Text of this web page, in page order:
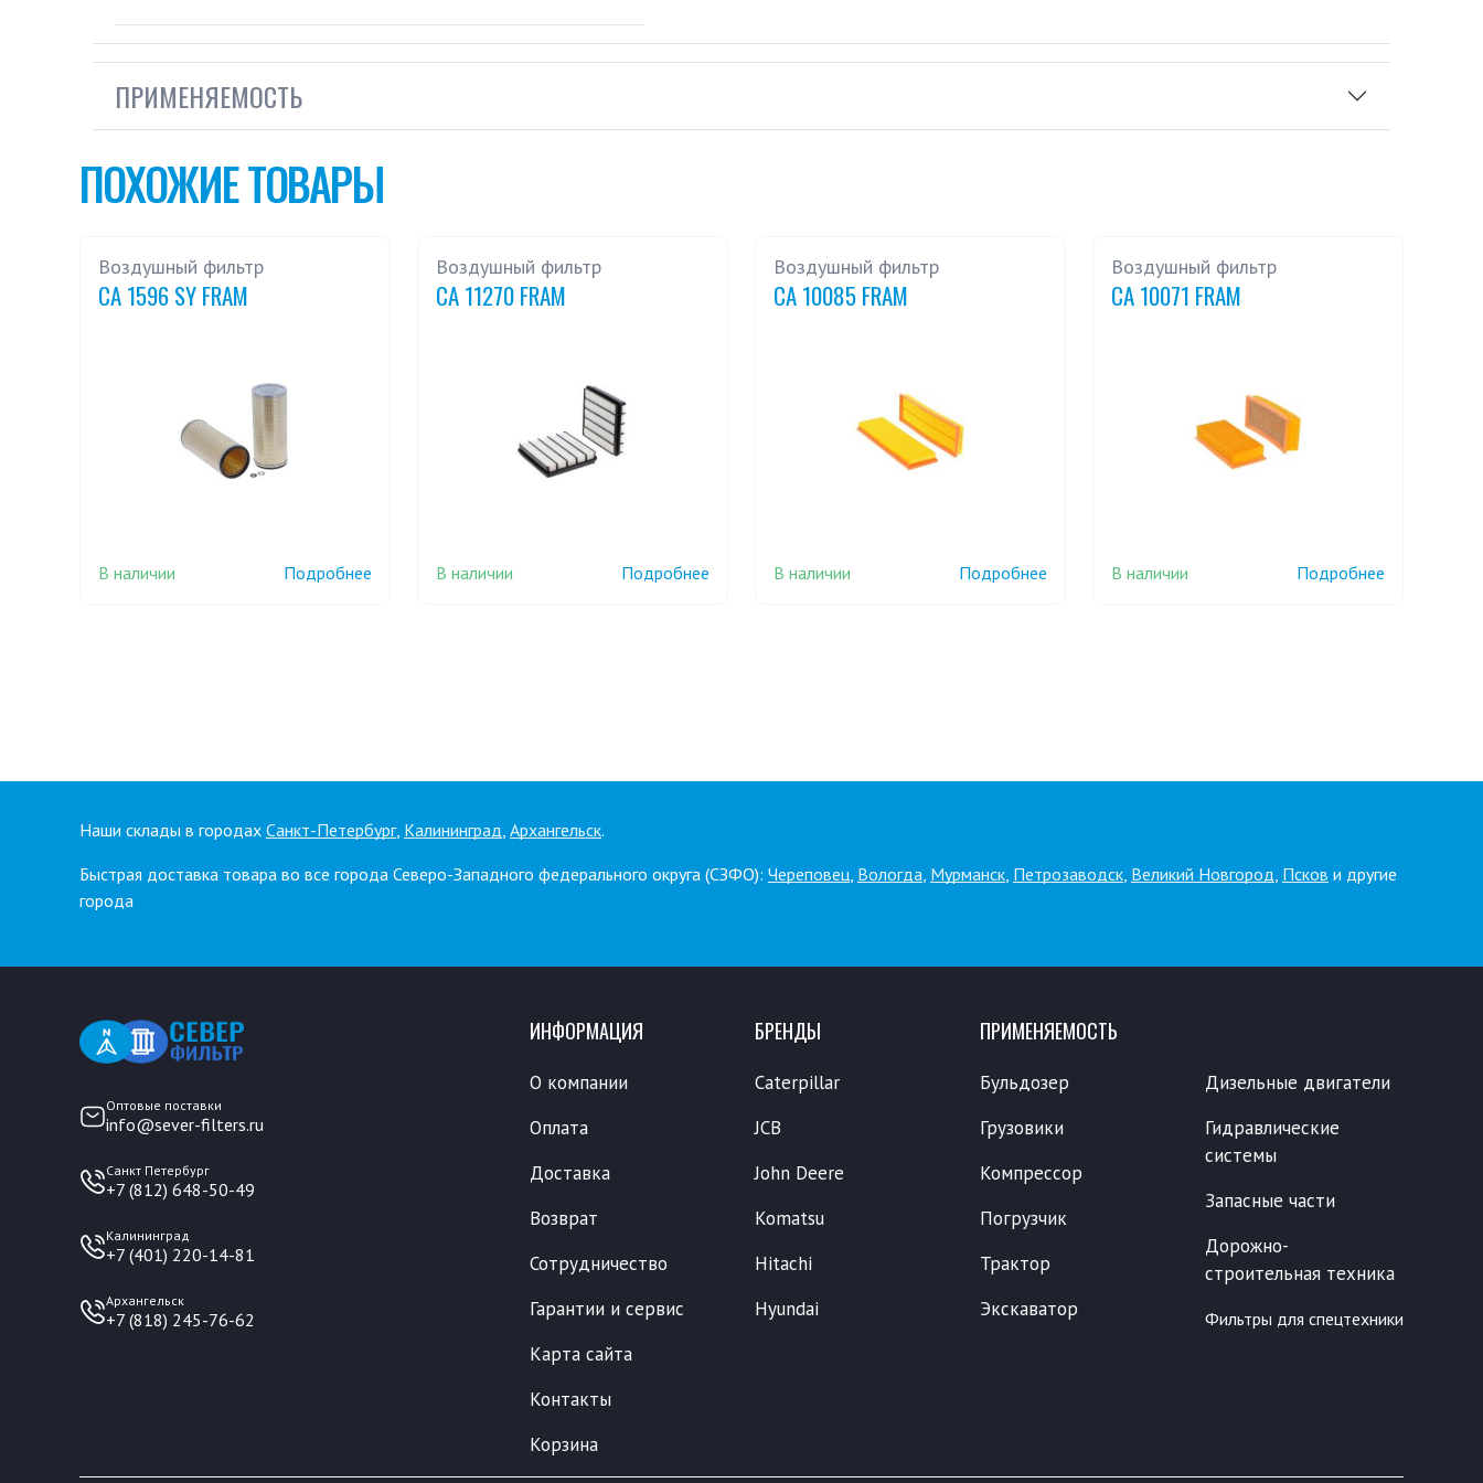
ПРИМЕНЯЕМОСТЬ
ПОХОЖИЕ ТОВАРЫ
Воздушный фильтр
CA 1596 SY FRAM
В наличии Подробнее
Воздушный фильтр
CA 11270 FRAM
В наличии Подробнее
Воздушный фильтр
CA 10085 FRAM
В наличии Подробнее
Воздушный фильтр
CA 10071 FRAM
В наличии Подробнее
Наши склады в городах Санкт-Петербург, Калининград, Архангельск.
Быстрая доставка товара во все города Северо-Западного федерального округа (СЗФО): Череповец, Вологда, Мурманск, Петрозаводск, Великий Новгород, Псков и другие
города
Оптовые поставки
info@sever-filters.ru
Санкт Петербург
+7 (812) 648-50-49
Калининград
+7 (401) 220-14-81
Архангельск
+7 (818) 245-76-62
ИНФОРМАЦИЯ
О компании
Оплата
Доставка
Возврат
Сотрудничество
Гарантии и сервис
Карта сайта
Контакты
Корзина
БРЕНДЫ
Caterpillar
JCB
John Deere
Komatsu
Hitachi
Hyundai
ПРИМЕНЯЕМОСТЬ
Бульдозер
Грузовики
Компрессор
Погрузчик
Трактор
Экскаватор
Дизельные двигатели
Гидравлические
системы
Запасные части
Дорожно-
строительная техника
Фильтры для спецтехники